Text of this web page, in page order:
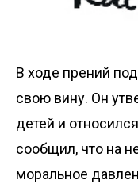
В ходе прений
свою вину. Он
детей и
сообщил, что на
моральное